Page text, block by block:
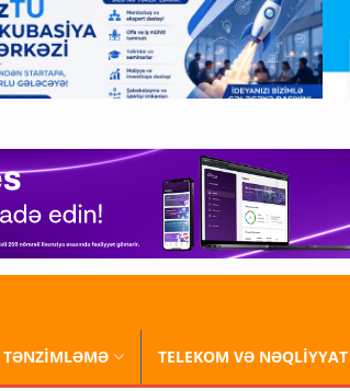
TƏNZİMLƏMƏ TELEKOM VƏ NƏQLİYYAT